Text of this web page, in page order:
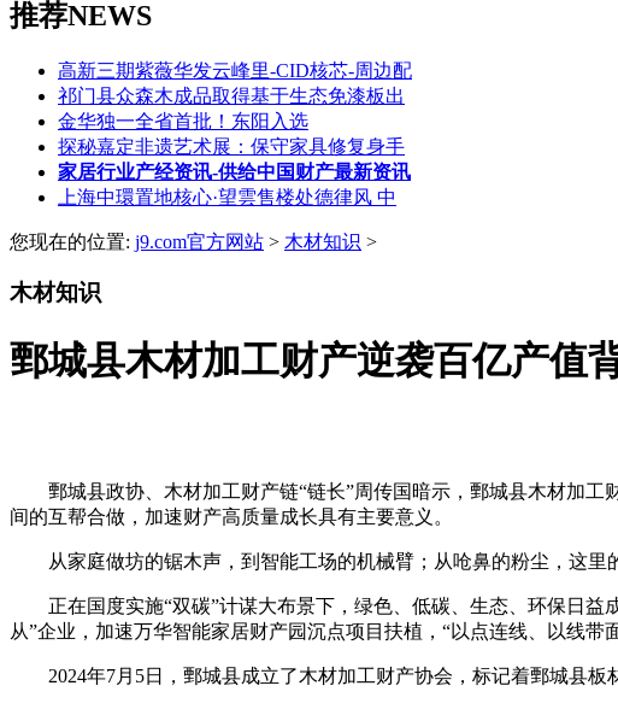
推荐NEWS
高新三期紫薇华发云峰里-CID核芯-周边配
祁门县众森木成品取得基于生态免漆板出
金华独一全省首批！东阳入选
探秘嘉定非遗艺术展：保守家具修复身手
家居行业产经资讯-供给中国财产最新资讯
上海中環置地核心·望雲售楼处德律风 中
您现在的位置: j9.com官方网站 > 木材知识 >
木材知识
鄄城县木材加工财产逆袭百亿产值
鄄城县政协、木材加工财产链“链长”周传国暗示，鄄城县木材加工
间的互帮合做，加速财产高质量成长具有主要意义。
从家庭做坊的锯木声，到智能工场的机械臂；从呛鼻的粉尘，这里
正在国度实施“双碳”计谋大布景下，绿色、低碳、生态、环保日益
从”企业，加速万华智能家居财产园沉点项目扶植，“以点连线、以线
2024年7月5日，鄄城县成立了木材加工财产协会，标记着鄄城县板